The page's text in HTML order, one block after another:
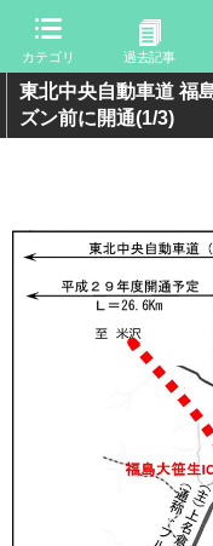
カテゴリ 過去記事
東北中央自動車道 福
ズン前に開通(1/3)